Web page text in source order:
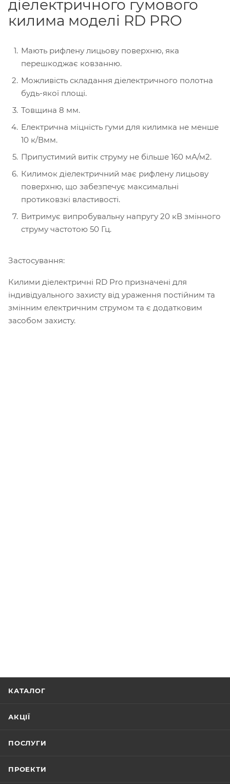
діелектричного гумового
килима моделі RD PRO
Мають рифлену лицьову поверхню, яка
перешкоджає ковзанню.
Можливість складання діелектричного полотна
будь-якої площі.
Товщина 8 мм.
Електрична міцність гуми для килимка не менше
10 к/Вмм.
Припустимий витік струму не більше 160 мА/м2.
Килимок діелектричний має рифлену лицьову
поверхню, що забезпечує максимальні
протиковзкі властивості.
Витримує випробувальну напругу 20 кВ змінного
струму частотою 50 Гц.
Застосування:
Килими діелектричні RD Pro призначені для
індивідуального захисту від ураження постійним та
змінним електричним струмом та є додатковим
засобом захисту.
КАТАЛОГ
АКЦІЇ
ПОСЛУГИ
ПРОЕКТИ